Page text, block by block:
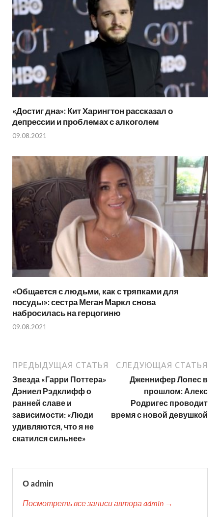
«Достиг дна»: Кит Харингтон рассказал о
депрессии и проблемах с алкоголем
09.08.2021
«Общается с людьми, как с тряпками для
посуды»: сестра Меган Маркл снова
набросилась на герцогиню
09.08.2021
ПРЕДЫДУЩАЯ СТАТЬЯ
Звезда «Гарри Поттера»
Дэниел Рэдклифф о
ранней славе и
зависимости: «Люди
удивляются, что я не
скатился сильнее»
СЛЕДУЮЩАЯ СТАТЬЯ
Дженнифер Лопес в
прошлом: Алекс
Родригес проводит
время с новой девушкой
О admin
Посмотреть все записи автора admin →